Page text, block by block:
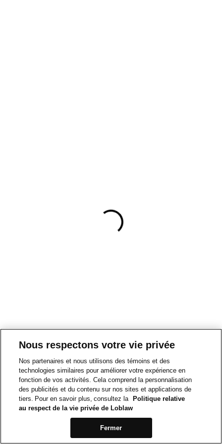
Nous respectons votre vie privée
Nos partenaires et nous utilisons des témoins et des
technologies similaires pour améliorer votre expérience en
fonction de vos activités. Cela comprend la personnalisation
des publicités et du contenu sur nos sites et applications de
tiers. Pour en savoir plus, consultez la
Politique relative
au respect de la vie privée de Loblaw
Fermer